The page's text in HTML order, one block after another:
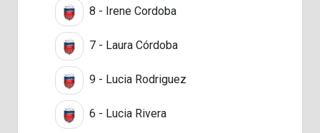
8 - Irene Cordoba
7 - Laura Córdoba
9 - Lucia Rodriguez
6 - Lucia Rivera